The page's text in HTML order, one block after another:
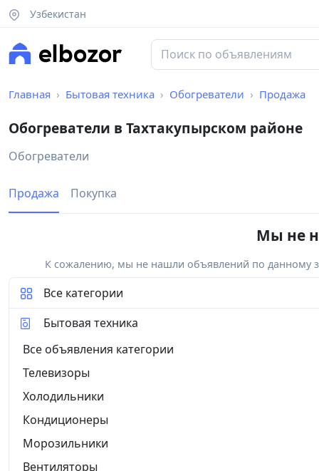
Узбекистан
Главная Бытовая техника Обогреватели Продажа
Обогреватели в Тахтакупырском районе
Обогреватели
Продажа Покупка
Мы не
К сожалению, мы не нашли объявлений по данному
Все категории
Бытовая техника
Все объявления категории
Телевизоры
Холодильники
Кондиционеры
Морозильники
Вентиляторы